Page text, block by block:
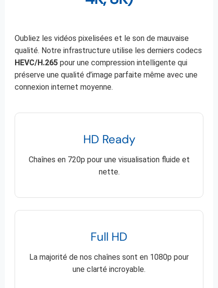
Oubliez les vidéos pixelisées et le son de mauvaise
qualité. Notre infrastructure utilise les derniers codecs
HEVC/H.265 pour une compression intelligente qui
préserve une qualité d’image parfaite même avec une
connexion internet moyenne.
HD Ready
Chaînes en 720p pour une visualisation fluide et
nette.
Full HD
La majorité de nos chaînes sont en 1080p pour
une clarté incroyable.